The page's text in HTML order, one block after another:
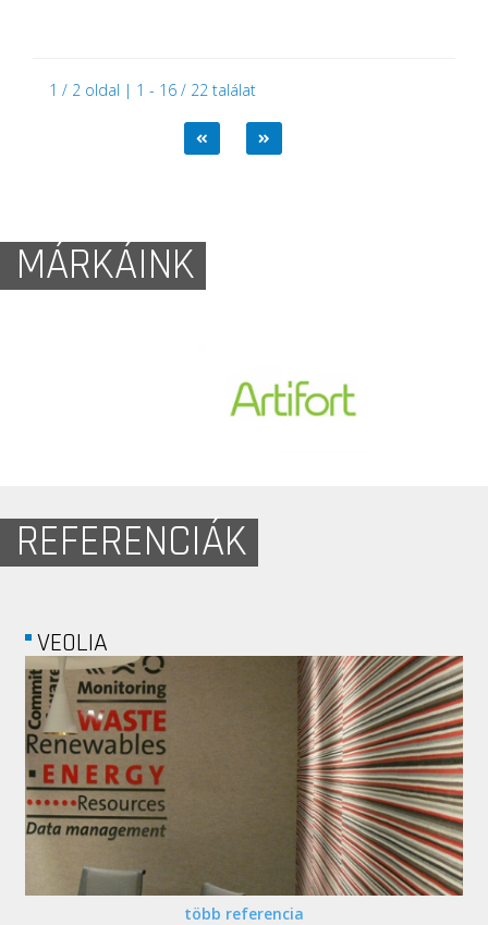
1 / 2 oldal | 1 - 16 / 22 találat
MÁRKÁINK
REFERENCIÁK
VEOLIA
több referencia